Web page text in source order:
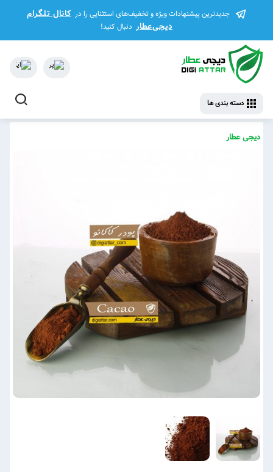
جدیدترین پیشنهادات ویژه و تخفیف‌های استثنایی را در کانال تلگرام
دیجی‌عطار دنبال کنید!
دسته بندی ها
دیجی عطار